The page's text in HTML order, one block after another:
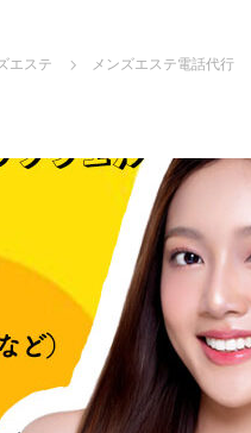
エステ メンズエステ電話代行